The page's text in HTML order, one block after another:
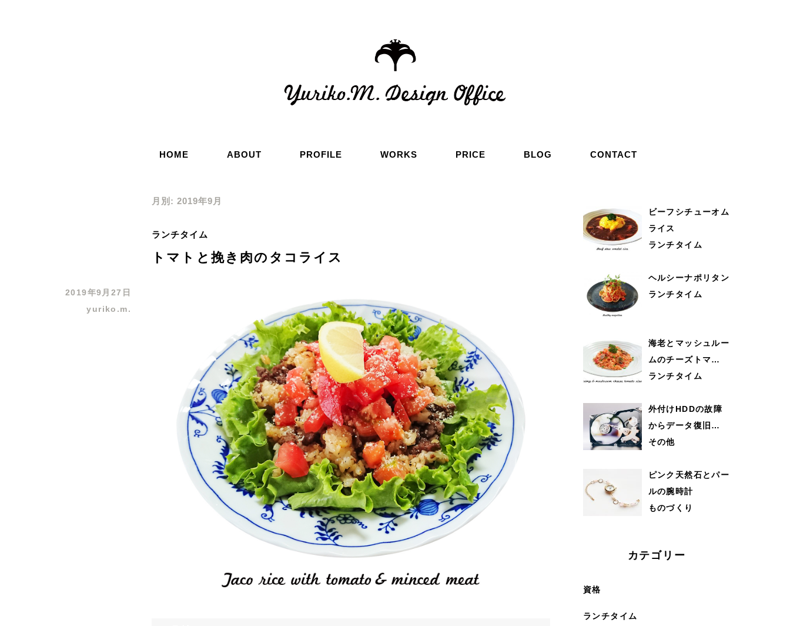
HOME ABOUT PROFILE WORKS PRICE BLOG CONTACT
月別: 2019年9月
ランチタイム
トマトと挽き肉のタコライス
2019年9月27日
yuriko.m.
ビーフシチューオム
ライス
ランチタイム
ヘルシーナポリタン
ランチタイム
海老とマッシュルー
ムのチーズトマ…
ランチタイム
外付けHDDの故障
からデータ復旧…
その他
ピンク天然石とパー
ルの腕時計
ものづくり
カテゴリー
資格
ランチタイム